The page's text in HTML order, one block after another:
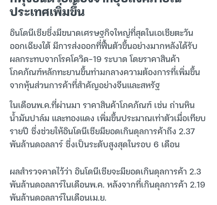
ประเทศเพิ่มขึ้น
อินโดนีเซียซึ่งมีขนาดเศรษฐกิจใหญ่ที่สุดในเอเชียตะวัน
ออกเฉียงใต้ มีการส่งออกที่ฟื้นตัวขึ้นอย่างมากหลังได้รับ
ผลกระทบจากโรคโควิด-19 ระบาด โดยราคาสินค้า
โภคภัณฑ์หลักทะยานขึ้นท่ามกลางความต้องการที่เพิ่มขึ้น
จากหุ้นส่วนการค้าที่สำคัญอย่างจีนและสหรัฐ
ในเดือนพ.ค.ที่ผ่านมา ราคาสินค้าโภคภัณฑ์ เช่น ถ่านหิน
น้ำมันปาล์ม และทองแดง เพิ่มขึ้นประมาณเท่าตัวเมื่อเทียบ
รายปี ซึ่งช่วยให้อินโดนีเซียมียอดเกินดุลการค้าถึง 2.37
พันล้านดอลลาร์ ซึ่งเป็นระดับสูงสุดในรอบ 6 เดือน
ผลสำรวจคาดไว้ว่า อินโดนีเซียจะมียอดเกินดุลการค้า 2.3
พันล้านดอลลาร์ในเดือนพ.ค. หลังจากที่เกินดุลการค้า 2.19
พันล้านดอลลาร์ในเดือนเม.ย.